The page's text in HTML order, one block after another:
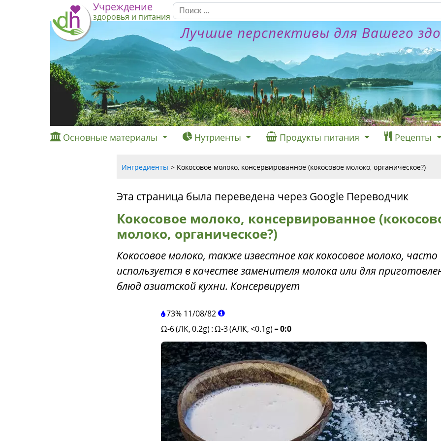
Учреждение
здоровья и питания
Лучшие перспективы для Вашего
Основные материалы Нутриенты Продукты питания Рецепты
Ингредиенты Кокосовое молоко, консервированное (кокосовое молоко, органическое?)
Эта страница была переведена через Google Переводчик
Кокосовое молоко, консервированное
молоко, органическое?)
Кокосовое молоко, также известное как кокосовое молоко, часто
используется в качестве заменителя молока или для
блюд азиатской кухни. Консервирует
73% 11/08/82
Ω-6 (ЛК, 0.2g) :Ω-3 (АЛК, <0.1g) =0:0